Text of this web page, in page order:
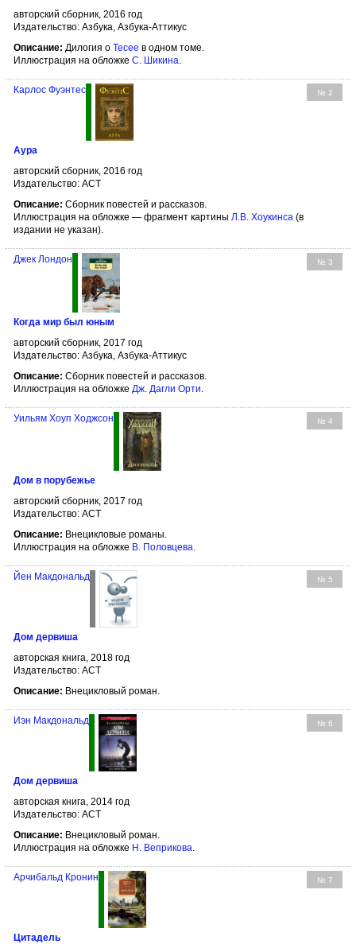
авторский сборник, 2016 год
Издательство: Азбука, Азбука-Аттикус
Описание: Дилогия о Тесее в одном томе.
Иллюстрация на обложке С. Шикина
№ 2
Карлос Фуэнтес
Аура
авторский сборник, 2016 год
Издательство: АСТ
Описание: Сборник повестей и рассказов.
Иллюстрация на обложке — фрагмент картины Л.В. Хоукинса (в
издании не указан).
№ 3
Джек Лондон
Когда мир был юным
авторский сборник, 2017 год
Издательство: Азбука, Азбука-Аттикус
Описание: Сборник повестей и рассказов.
Иллюстрация на обложке Дж. Дагли Орти.
№ 4
Уильям Хоуп Ходжсон
Дом в порубежье
авторский сборник, 2017 год
Издательство: АСТ
Описание: Внецикловые романы.
Иллюстрация на обложке В. Половцева.
№ 5
Йен Макдональд
Дом дервиша
авторская книга, 2018 год
Издательство: АСТ
Описание: Внецикловый роман.
№ 6
Иэн Макдональд
Дом дервиша
авторская книга, 2014 год
Издательство: АСТ
Описание: Внецикловый роман.
Иллюстрация на обложке Н. Веприкова
№ 7
Арчибальд Кронин
Цитадель